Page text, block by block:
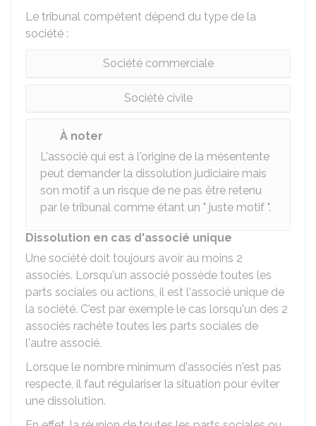
Le tribunal compétent dépend du type de la
société :
Société commerciale
Société civile
À noter
L'associé qui est à l'origine de la mésentente
peut demander la dissolution judiciaire mais
son motif a un risque de ne pas être retenu
par le tribunal comme étant un " juste motif ".
Dissolution en cas d'associé unique
Une société doit toujours avoir au moins 2
associés. Lorsqu'un associé possède toutes les
parts sociales ou actions, il est l'associé unique de
la société. C'est par exemple le cas lorsqu'un des 2
associés rachète toutes les parts sociales de
l'autre associé.
Lorsque le nombre minimum d'associés n'est pas
respecté, il faut régulariser la situation pour éviter
une dissolution.